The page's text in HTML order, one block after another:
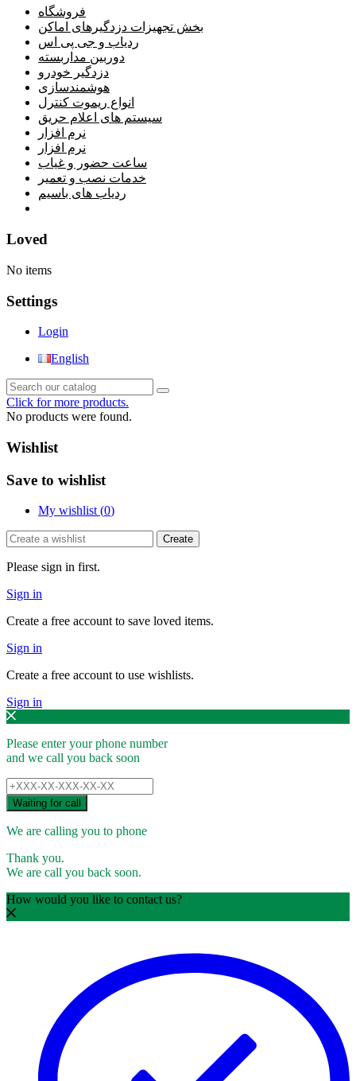
فروشگاه
بخش تجهیزات دزدگیرهای اماکن
ردیاب و جی پی اس
دوربین مداربسته
دزدگیر خودرو
هوشمندسازی
انواع ریموت کنترل
سیستم های اعلام حریق
نرم افزار
نرم افزار
ساعت حضور و غیاب
خدمات نصب و تعمیر
ردیاب های باسیم
Loved
No items
Settings
Login
English
Click for more products.
No products were found.
Wishlist
Save to wishlist
My wishlist (0)
Create
Please sign in first.
Sign in
Create a free account to save loved items.
Sign in
Create a free account to use wishlists.
Sign in
Please enter your phone number
and we call you back soon
Waiting for call
We are calling you to phone
Thank you.
We are call you back soon.
How would you like to contact us?